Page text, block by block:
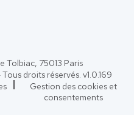
Tolbiac, 75013 Paris
droits réservés. v1.0.169
Gestion des cookies et
consentements